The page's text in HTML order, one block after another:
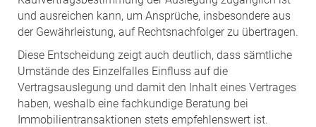
und ausreichen kann, um Ansprüche, insbesondere aus
der Gewährleistung, auf Rechtsnachfolger zu übertragen.
Diese Entscheidung zeigt auch deutlich, dass sämtliche
Umstände des Einzelfalles Einfluss auf die
Vertragsauslegung und damit den Inhalt eines Vertrages
haben, weshalb eine fachkundige Beratung bei
Immobilientransaktionen stets empfehlenswert ist.